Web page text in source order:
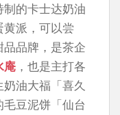
的卡士达奶油
派，可以尝
品牌，是茶企
庵 ，也是主打各
油大福「喜久
豆泥饼「仙台